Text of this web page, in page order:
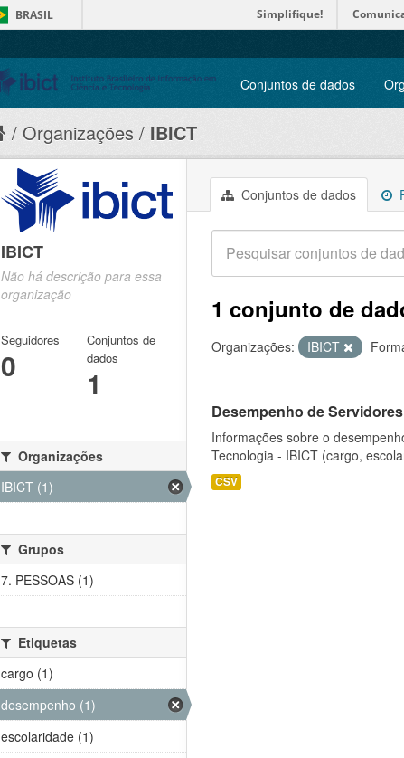
BRASIL Simplifique!
Conjuntos de dados
Organizações IBICT
Conjuntos de dados
1 conjunto de
Organizações: IBICT
Desempenho de Servidores
Informações sobre o
Tecnologia - IBICT (cargo,
CSV
IBICT
Não há descrição para essa
organização
Seguidores
0
Conjuntos de
dados
1
Organizações
IBICT (1)
Grupos
7. PESSOAS (1)
Etiquetas
cargo (1)
desempenho (1)
escolaridade (1)